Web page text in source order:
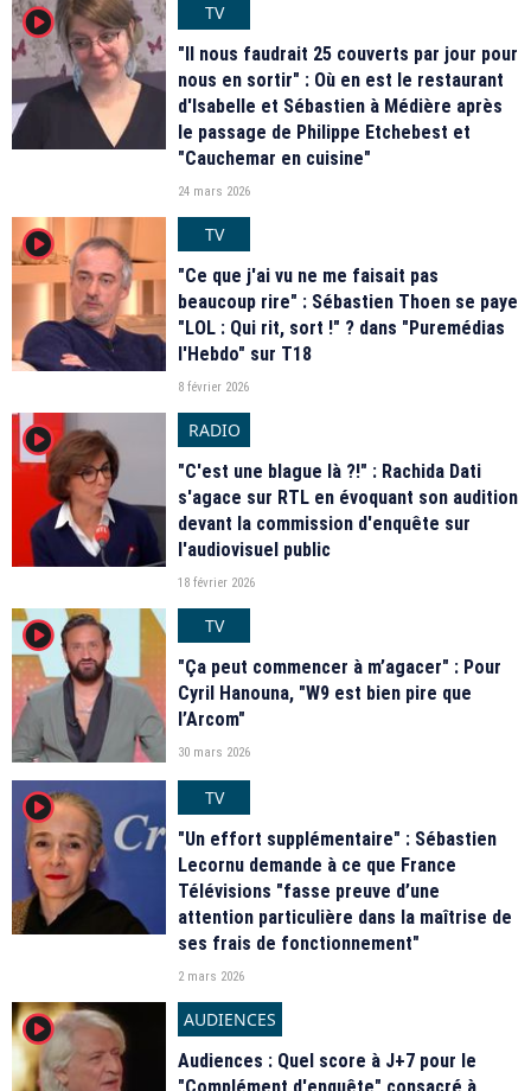
player2
TV
"Il nous faudrait 25 couverts par jour pour
nous en sortir" : Où en est le restaurant
d'Isabelle et Sébastien à Médière après
le passage de Philippe Etchebest et
"Cauchemar en cuisine"
24 mars 2026
player2
TV
"Ce que j'ai vu ne me faisait pas
beaucoup rire" : Sébastien Thoen se paye
"LOL : Qui rit, sort !" ? dans "Puremédias
l'Hebdo" sur T18
8 février 2026
player2
RADIO
"C'est une blague là ?!" : Rachida Dati
s'agace sur RTL en évoquant son audition
devant la commission d'enquête sur
l'audiovisuel public
18 février 2026
player2
TV
"Ça peut commencer à m’agacer" : Pour
Cyril Hanouna, "W9 est bien pire que
l’Arcom"
30 mars 2026
player2
TV
"Un effort supplémentaire" : Sébastien
Lecornu demande à ce que France
Télévisions "fasse preuve d’une
attention particulière dans la maîtrise de
ses frais de fonctionnement"
2 mars 2026
player2
AUDIENCES
Audiences : Quel score à J+7 pour le